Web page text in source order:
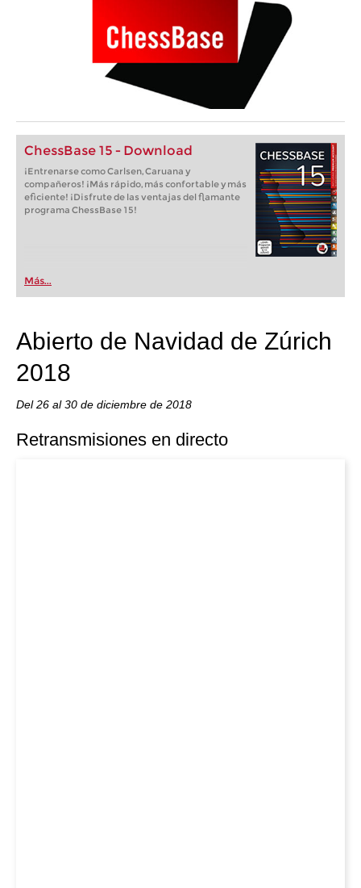
ChessBase 15 - Download
¡Entrenarse como Carlsen, Caruana y
compañeros! ¡Más rápido, más confortable y más
eficiente! ¡Disfrute de las ventajas del flamante
programa ChessBase 15!
Más...
Abierto de Navidad de Zúrich
2018
Del 26 al 30 de diciembre de 2018
Retransmisiones en directo